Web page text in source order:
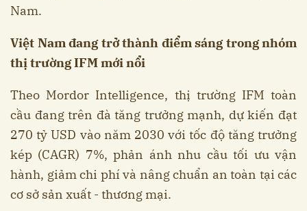
Nam.
Việt Nam đang trở thành điểm sáng trong nhóm
thị trường IFM mới nổi
Theo Mordor Intelligence, thị trường IFM toàn
cầu đang trên đà tăng trưởng mạnh, dự kiến đạt
270 tỷ USD vào năm 2030 với tốc độ tăng trưởng
kép (CAGR) 7%, phản ánh nhu cầu tối ưu vận
hành, giảm chi phí và nâng chuẩn an toàn tại các
cơ sở sản xuất - thương mại.